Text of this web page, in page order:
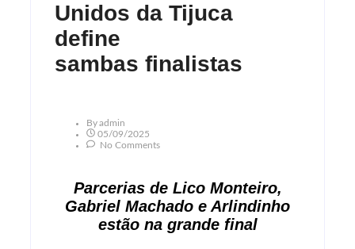
Unidos da Tijuca
define
sambas finalistas
ByAdmin
05/09/2025
No Comments
Parcerias de Lico Monteiro,
Gabriel Machado e Arlindinho
estão na grande final